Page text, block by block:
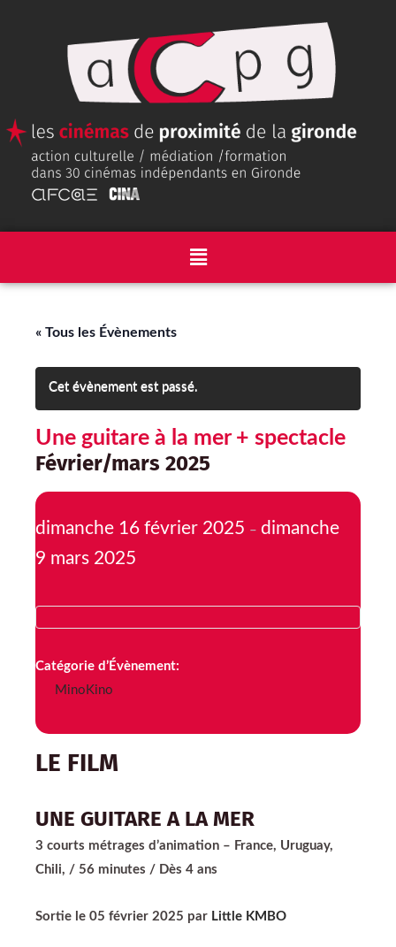
« Tous les Évènements
Cet évènement est passé.
Une guitare à la mer + spectacle
Février/mars 2025
dimanche 16 février 2025 – dimanche
9 mars 2025
Catégorie d’Évènement:
MinoKino
LE FILM
UNE GUITARE A LA MER
3 courts métrages d’animation – France, Uruguay,
Chili, / 56 minutes / Dès 4 ans
Sortie le 05 février 2025 par Little KMBO